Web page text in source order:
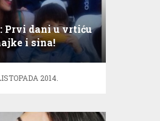
Prvi dani u vrtiću
i sina!
2014.